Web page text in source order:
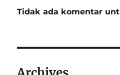
Tidak ada komentar